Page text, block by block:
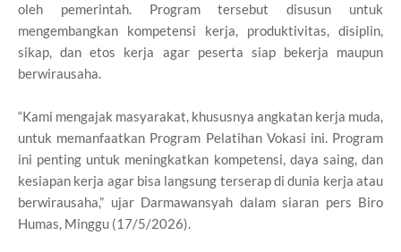
oleh pemerintah. Program tersebut disusun untuk
mengembangkan kompetensi kerja, produktivitas, disiplin,
sikap, dan etos kerja agar peserta siap bekerja maupun
berwirausaha.
“Kami mengajak masyarakat, khususnya angkatan kerja muda,
untuk memanfaatkan Program Pelatihan Vokasi ini. Program
ini penting untuk meningkatkan kompetensi, daya saing, dan
kesiapan kerja agar bisa langsung terserap di dunia kerja atau
berwirausaha,” ujar Darmawansyah dalam siaran pers Biro
Humas, Minggu (17/5/2026).